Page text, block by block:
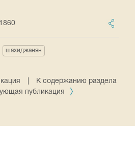
1860
шахиджанян
К содержанию раздела
публикация